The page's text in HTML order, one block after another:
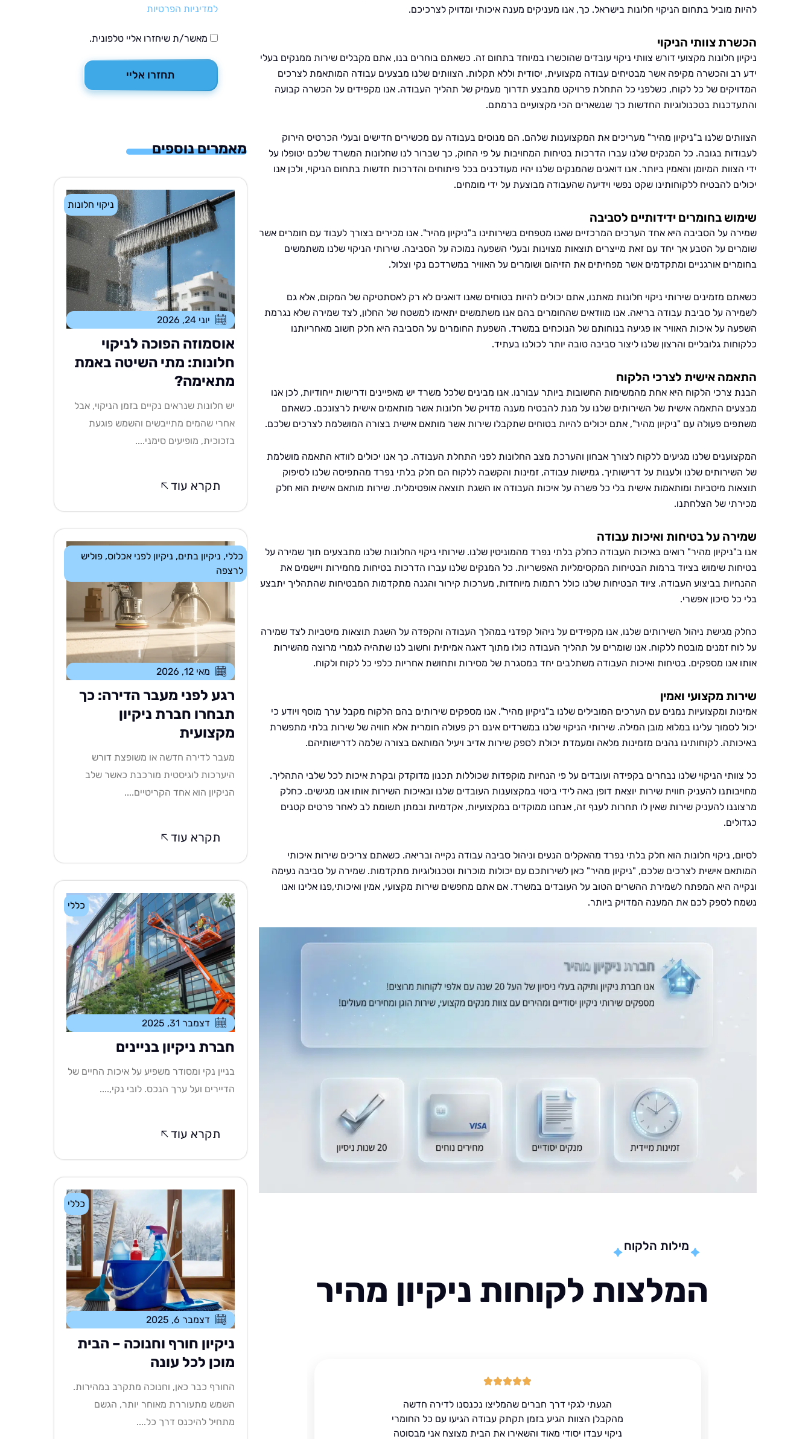
להיות מוביל בתחום הניקוי חלונות בישראל. כך, אנו מעניקים מענה איכותי ומדויק לצרכיכם.
הכשרת צוותי הניקוי
ניקיון חלונות מקצועי דורש צוותי ניקוי עובדים שהוכשרו במיוחד בתחום זה. כשאתם בוחרים בנו, אתם מקבלים שירות ממנקים בעלי
ידע רב והכשרה מקיפה אשר מבטיחים עבודה מקצועית, יסודית וללא תקלות. הצוותים שלנו מבצעים עבודה המותאמת לצרכים
המדויקים של כל לקוח, כשלפני כל התחלת פרויקט מתבצע תדרוך מעמיק של תהליך העבודה. אנו מקפידים על הכשרה קבועה
והתעדכנות בטכנולוגיות החדשות כך שנשארים הכי מקצועיים ברמתם.
הצוותים שלנו ב"ניקיון מהיר" מעריכים את המקצוענות שלהם. הם מנוסים בעבודה עם מכשירים חדישים ובעלי הכרטיס הירוק
לעבודות בגובה. כל המנקים שלנו עברו הדרכות בטיחות המחויבות על פי החוק, כך שברור לנו שחלונות המשרד שלכם יטופלו על
ידי הצוות המיומן והאמין ביותר. אנו דואגים שהמנקים שלנו יהיו מעודכנים בכל פיתוחים והדרכות חדשות בתחום הניקוי, ולכן אנו
יכולים להבטיח ללקוחותינו שקט נפשי וידיעה שהעבודה מבוצעת על ידי מומחים.
שימוש בחומרים ידידותיים לסביבה
שמירה על הסביבה היא אחד הערכים המרכזיים שאנו מטפחים בשירותינו ב"ניקיון מהיר". אנו מכירים בצורך לעבוד עם חומרים אשר
שומרים על הטבע אך יחד עם זאת מייצרים תוצאות מצוינות ובעלי השפעה נמוכה על הסביבה. שירותי הניקוי שלנו משתמשים
בחומרים אורגניים ומתקדמים אשר מפחיתים את הזיהום ושומרים על האוויר במשרדכם נקי וצלול.
כשאתם מזמינים שירותי ניקוי חלונות מאתנו, אתם יכולים להיות בטוחים שאנו דואגים לא רק לאסתטיקה של המקום, אלא גם
לשמירה על סביבת עבודה בריאה. אנו מוודאים שהחומרים בהם אנו משתמשים יתאימו למשטח של החלון, לצד שמירה שלא נגרמת
השפעה על איכות האוויר או פגיעה בנוחותם של הנוכחים במשרד. השפעת החומרים על הסביבה היא חלק חשוב מאחריותנו
כלקוחות גלובליים והרצון שלנו ליצור סביבה טובה יותר לכולנו בעתיד.
התאמה אישית לצרכי הלקוח
הבנת צרכי הלקוח היא אחת מהמשימות החשובות ביותר עבורנו. אנו מבינים שלכל משרד יש מאפיינים ודרישות ייחודיות, לכן אנו
מבצעים התאמה אישית של השירותים שלנו על מנת להבטיח מענה מדויק של חלונות אשר מותאמים אישית לרצונכם. כשאתם
משתפים פעולה עם "ניקיון מהיר", אתם יכולים להיות בטוחים שתקבלו שירות אשר מותאם אישית בצורה המושלמת לצרכים שלכם.
המקצוענים שלנו מגיעים ללקוח לצורך אבחון והערכת מצב החלונות לפני התחלת העבודה. כך אנו יכולים לוודא התאמה מושלמת
של השירותים שלנו ולענות על דרישותיך. גמישות עבודה, זמינות והקשבה ללקוח הם חלק בלתי נפרד מהתפיסה שלנו לסיפוק
תוצאות מיטביות ומותאמות אישית בלי כל פשרה על איכות העבודה או השגת תוצאה אופטימלית. שירות מותאם אישית הוא חלק
מכירתי של הצלחתנו.
שמירה על בטיחות ואיכות עבודה
אנו ב"ניקיון מהיר" רואים באיכות העבודה כחלק בלתי נפרד מהמוניטין שלנו. שירותי ניקוי החלונות שלנו מתבצעים תוך שמירה על
בטיחות שימוש בציוד ברמות הבטיחות המקסימליות האפשריות. כל המנקים שלנו עברו הדרכות בטיחות מחמירות ויישמים את
ההנחיות בביצוע העבודה. ציוד הבטיחות שלנו כולל רתמות מיוחדות, מערכות קירור והגנה מתקדמות המבטיחות שהתהליך יתבצע
בלי כל סיכון אפשרי.
כחלק מגישת ניהול השירותים שלנו, אנו מקפידים על ניהול קפדני במהלך העבודה והקפדה על השגת תוצאות מיטביות לצד שמירה
על לוח זמנים מובטח ללקוח. אנו שומרים על תהליך העבודה כולו מתוך דאגה אמיתית וחשוב לנו שתהיה לגמרי מרוצה מהשירות
אותו אנו מספקים. בטיחות ואיכות העבודה משתלבים יחד במסגרת של מסירות ותחושת אחריות כלפי כל לקוח ולקוח.
שירות מקצועי ואמין
אמינות ומקצועיות נמנים עם הערכים המובילים שלנו ב"ניקיון מהיר". אנו מספקים שירותים בהם הלקוח מקבל ערך מוסף ויודע כי
יכול לסמוך עלינו במלוא מובן המילה. שירותי הניקוי שלנו במשרדים אינם רק פעולה חומרית אלא חוויה של שירות בלתי מתפשרת
באיכותה. לקוחותינו נהנים מזמינות מלאה ומעמדת יכולת לספק שירות אדיב ויעיל המותאם בצורה שלמה לדרישותיהם.
כל צוותי הניקוי שלנו נבחרים בקפידה ועובדים על פי הנחיות מוקפדות שכוללות תכנון מדוקדק ובקרת איכות לכל שלבי התהליך.
מחויבותנו להעניק חווית שירות יוצאת דופן באה לידי ביטוי במקצוענות העובדים שלנו ובאיכות השירות אותו אנו מגישים. כחלק
מרצוננו להעניק שירות שאין לו תחרות לענף זה, אנחנו ממוקדים במקצועיות, אקדמיות ובמתן תשומת לב לאחר פרטים קטנים
כגדולים.
לסיום, ניקוי חלונות הוא חלק בלתי נפרד מהאקלים הנעים וניהול סביבה עבודה נקייה ובריאה. כשאתם צריכים שירות איכותי
המותאם אישית לצרכים שלכם, "ניקיון מהיר" כאן לשירותכם עם יכולות מוכרות וטכנולוגיות מתקדמות. שמירה על סביבה נעימה
ונקייה היא המפתח לשמירת ההשרים הטוב על העובדים במשרד. אם אתם מחפשים שירות מקצועי, אמין ואיכותי,פנו אלינו ואנו
נשמח לספק לכם את המענה המדויק ביותר.
מילות הלקוח
המלצות לקוחות ניקיון מהיר
הגעתי לגקי דרך חברים שהמליצו נכנסנו לדירה חדשה
מהקבלן הצוות הגיע בזמן תקתק עבודה הגיעו עם כל החומרי
ניקוי עבדו יסודי מאוד והשאירו את הבית מצוצח אני מבסוטה
למדיניות הפרטיות
מאשר/ת שיחזרו אליי טלפונית.
תחזרו אליי
מאמרים נוספים
ניקוי חלונות
יוני 24, 2026
אוסמוזה הפוכה לניקוי
חלונות: מתי השיטה באמת
מתאימה?
יש חלונות שנראים נקיים בזמן הניקוי, אבל
אחרי שהמים מתייבשים והשמש פוגעת
בזכוכית, מופיעים סימני....
תקרא עוד
כללי, ניקיון בתים, ניקיון לפני אכלוס,פוליש
לרצפה
מאי 12, 2026
רגע לפני מעבר הדירה: כך
תבחרו חברת ניקיון
מקצועית
מעבר לדירה חדשה או משופצת דורש
היערכות לוגיסטית מורכבת כאשר שלב
הניקיון הוא אחד הקריטיים....
תקרא עוד
כללי
דצמבר 31, 2025
חברת ניקיון בניינים
בניין נקי ומסודר משפיע על איכות החיים של
הדיירים ועל ערך הנכס. לובי נקי,....
תקרא עוד
כללי
דצמבר 6, 2025
ניקיון חורף וחנוכה – הבית
מוכן לכל עונה
החורף כבר כאן, וחנוכה מתקרב במהירות.
השמש מתעוררת מאוחר יותר, הגשם
מתחיל להיכנס דרך כל....